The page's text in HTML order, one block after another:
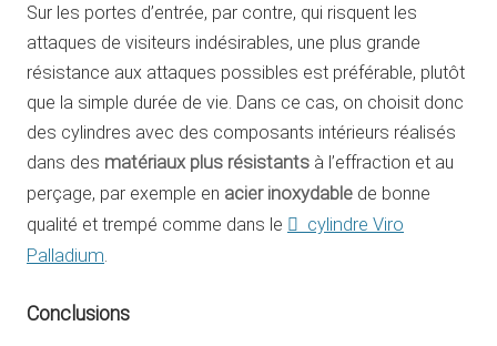
Sur les portes d’entrée, par contre, qui risquent les
attaques de visiteurs indésirables, une plus grande
résistance aux attaques possibles est préférable, plutôt
que la simple durée de vie. Dans ce cas, on choisit donc
des cylindres avec des composants intérieurs réalisés
dans des matériaux plus résistants à l’effraction et au
perçage, par exemple en acier inoxydable de bonne
qualité et trempé comme dans le
cylindre Viro
Palladium
Conclusions